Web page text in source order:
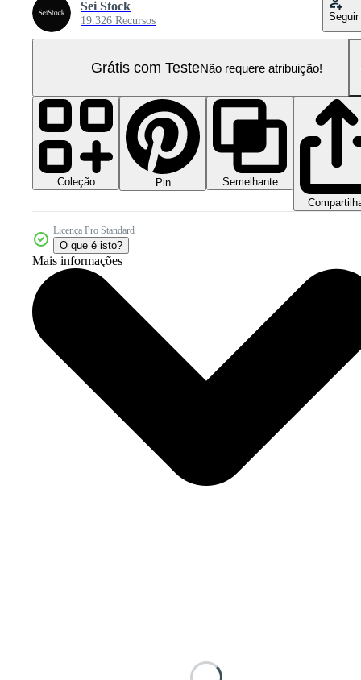
Sei Stock
19.326 Recursos Seguir
Grátis com TesteNão requere atribuição!
Coleção Pin
Semelhante
Licença Pro Standard
O que é isto?
Mais informações